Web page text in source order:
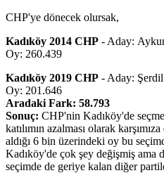
CHP'ye dönecek olursak,
Kadıköy 2014 CHP - Aday:
Oy: 260.439
Kadıköy 2019 CHP - Aday:
Oy: 201.646
Aradaki Fark: 58.793
Sonuç: CHP'nin Kadıköy'de
katılımın azalması olarak
aldığı 6 bin üzerindeki oy bu
Kadıköy'de çok şey değişmiş ama
seçimde de geriye kalan diğer